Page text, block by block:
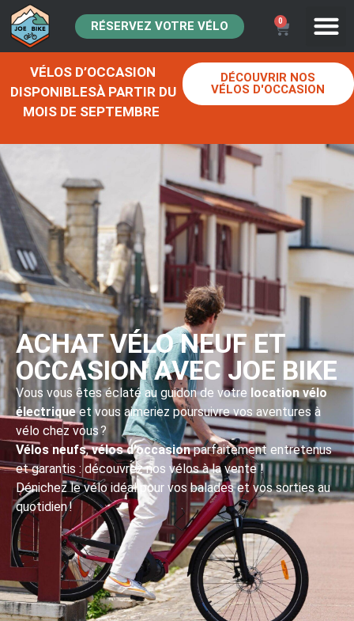
0
RÉSERVEZ VOTRE VÉLO
VÉLOS D’OCCASION
DISPONIBLESÀ PARTIR DU
MOIS DE SEPTEMBRE
DÉCOUVRIR NOS
VÉLOS D'OCCASION
ACHAT VÉLO NEUF ET
OCCASION AVEC JOE BIKE
Vous vous êtes éclaté au guidon de votre location vélo
électriqueet vous aimeriez poursuivre vos aventures à
vélo chez vous ?
Vélos neufs,vélos d’occasionparfaitement entretenus
et garantis : découvrez nos vélos à la vente !
Dénichez le vélo idéal pour vos balades et vos sorties au
quotidien !